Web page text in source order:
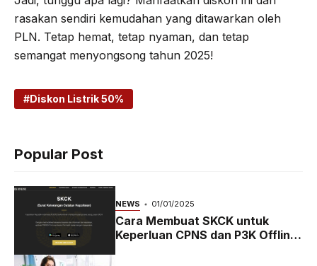
rasakan sendiri kemudahan yang ditawarkan oleh
PLN. Tetap hemat, tetap nyaman, dan tetap
semangat menyongsong tahun 2025!
Diskon Listrik 50%
Popular Post
NEWS 01/01/2025
Cara Membuat SKCK untuk
Keperluan CPNS dan P3K Offline